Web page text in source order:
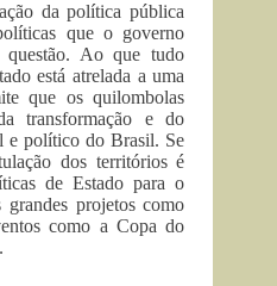
da política pública
que o governo
Ao que tudo
está atrelada a uma
que os quilombolas
transformação e do
e político do Brasil. Se
dos territórios é
de Estado para o
projetos como
como a Copa do